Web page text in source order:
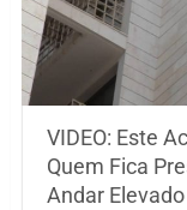
VIDEO: Este
Quem Fica
Andar Elevado